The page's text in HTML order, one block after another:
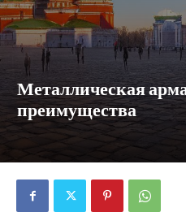
Металлическая
преимущества